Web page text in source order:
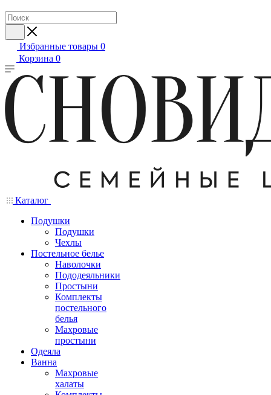
Избранные товары 0
Корзина 0
Каталог
Подушки
Подушки
Чехлы
Постельное белье
Наволочки
Пододеяльники
Простыни
Комплекты
постельного
белья
Махровые
простыни
Одеяла
Ванна
Махровые
халаты